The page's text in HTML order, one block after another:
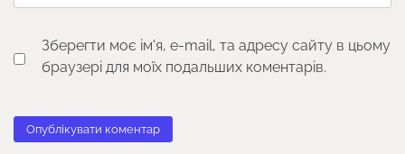
Зберегти моє ім'я, e-mail, та адресу сайту в цьому
браузері для моїх подальших коментарів.